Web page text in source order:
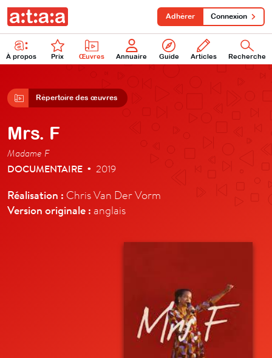
À propos Prix Œuvres Annuaire Guide Articles Recherche
Adhérer Connexion
Répertoire des œuvres
Mrs. F
Madame F
DOCUMENTAIRE • 2019
Réalisation : Chris Van Der Vorm
Version originale : anglais